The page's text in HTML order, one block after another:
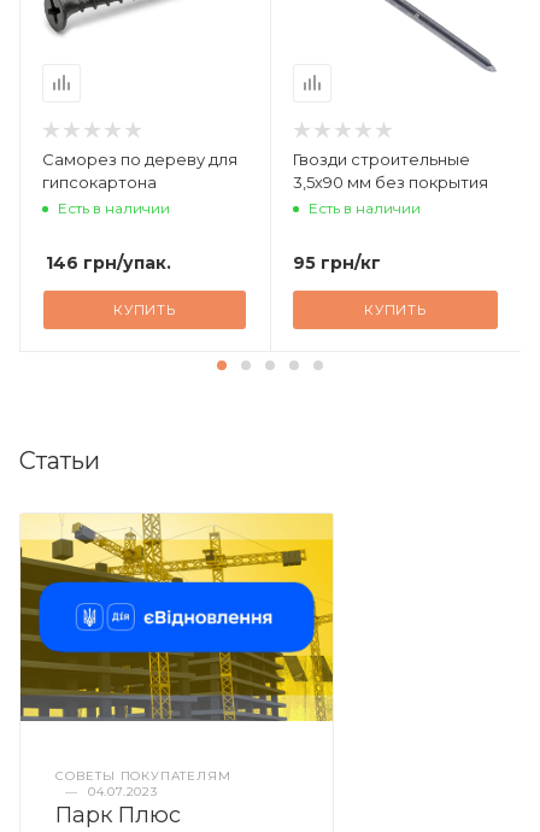
Саморез по дереву для
гипсокартона
Есть в наличии
146 грн/упак.
КУПИТЬ
Гвозди строительные
3,5х90 мм без покрытия
Есть в наличии
95 грн/кг
КУПИТЬ
Статьи
СОВЕТЫ ПОКУПАТЕЛЯМ
—
04.07.2023
Парк Плюс